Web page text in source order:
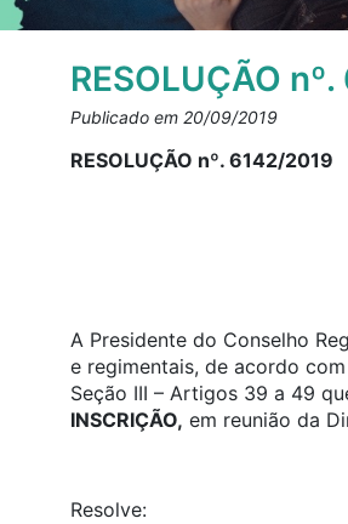
RESOLUÇÃO
Publicado em 20/09/2019
RESOLUÇÃO nº. 6142/2019
A Presidente do Conselho
e regimentais, de acordo
Seção III – Artigos 39 a 49
INSCRIÇÃO, em reunião da
Resolve: